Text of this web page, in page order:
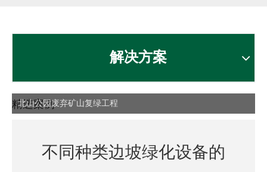
解决方案
精选案例
北山公园废弃矿山复绿工程
不同种类边坡绿化设备的